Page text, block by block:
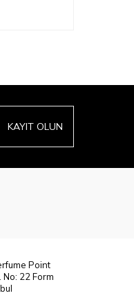
KAYIT OLUN
Point
22 Form